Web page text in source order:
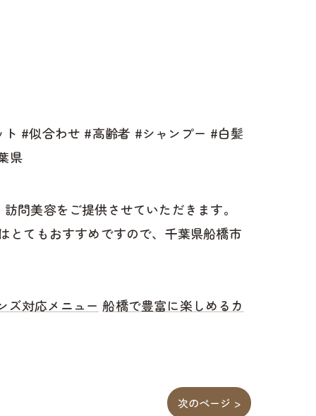
#似合わせ #高齢者 #シャンプー #白髪
県
問美容をご提供させていただきます。
とてもおすすめですので、千葉県船橋市
ズ対応メニュー 船橋で豊富に楽しめるカ
次のページ >